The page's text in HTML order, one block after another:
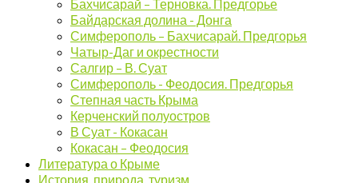
Бахчисарай – Терновка. Предгорье
Байдарская долина - Донга
Симферополь – Бахчисарай. Предгорья
Чатыр-Даг и окрестности
Салгир – В. Суат
Симферополь - Феодосия. Предгорья
Степная часть Крыма
Керченский полуостров
В Суат - Кокасан
Кокасан – Феодосия
Литература о Крыме
История, природа, туризм